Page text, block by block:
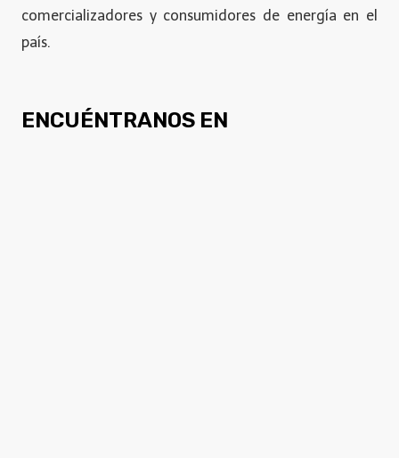
comercializadores y consumidores de energía en el
país.
ENCUÉNTRANOS EN